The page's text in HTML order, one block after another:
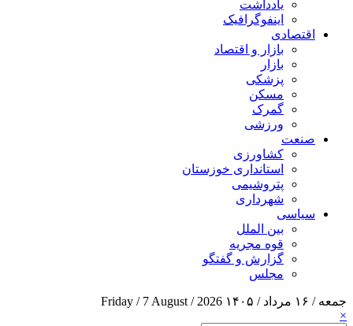
یادداشت
اینفوگرافیک
اقتصادی
بازار و اقتصاد
بازار
پزشکی
مسکن
گمرک
ورزشی
صنعت
کشاورزی
استانداری خوزستان
پتروشیمی
شهرداری
سیاسی
بین الملل
قوه مجریه
گزارش و گفتگو
مجلس
جمعه / ۱۶ مرداد / ۱۴۰۵
Friday / 7 August / 2026
×